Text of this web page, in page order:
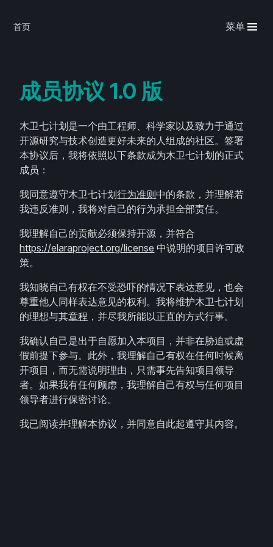
首页 菜单
成员协议 1.0 版
木卫七计划是一个由工程师、科学家以及致力于通过
开源研究与技术创造更好未来的人组成的社区。签署
本协议后，我将依照以下条款成为木卫七计划的正式
成员：
我同意遵守木卫七计划行为准则中的条款，并理解若
我违反准则，我将对自己的行为承担全部责任。
我理解自己的贡献必须保持开源，并符合
https://elaraproject.org/license 中说明的项目许可政
策。
我知晓自己有权在不受恐吓的情况下表达意见，也会
尊重他人同样表达意见的权利。我将维护木卫七计划
的理想与其章程 ，并尽我所能以正直的方式行事。
我确认自己是出于自愿加入本项目，并非在胁迫或虚
假前提下参与。此外，我理解自己有权在任何时候离
开项目，而无需说明理由，只需事先告知项目领导
者。如果我有任何顾虑，我理解自己有权与任何项目
领导者进行保密讨论。
我已阅读并理解本协议，并同意自此起遵守其内容。